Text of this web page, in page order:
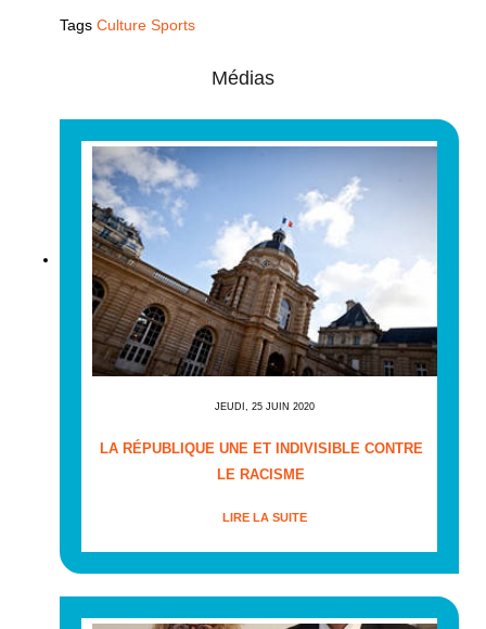
Tags Culture Sports
Médias
JEUDI, 25 JUIN 2020
LA RÉPUBLIQUE UNE ET INDIVISIBLE CONTRE
LE RACISME
LIRE LA SUITE